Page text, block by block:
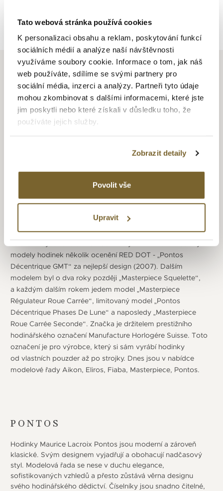
Tato webová stránka používá cookies
K personalizaci obsahu a reklam, poskytování funkcí
sociálních médií a analýze naší návštěvnosti
využíváme soubory cookie. Informace o tom, jak náš
web používáte, sdílíme se svými partnery pro
sociální média, inzerci a analýzy. Partneři tyto údaje
mohou zkombinovat s dalšími informacemi, které jste
jim poskytli nebo které získali v důsledku toho, že
používáte jejich služby.
Zobrazit detaily
Povolit vše
Upravit
Zpět na výpis
MAURICE LACROIX
Počátky této značky se datují do roku 1975, kdy společnost
se datují do roku 1889) koupila továrnu ve Švýcarském městě
V roce 1975 se rozhodla začít vyrábět hodinky pod vlastní
značkou Maurice Lacroix. Značka se pyšní 14 vlastními
mechanickými strojky, včetně nejtěžší hodinářské
na uživatele, kterým nabízí řadu modelů s quartzovými
strojky ETA či RONDA. Ani u „běžnějších“ hodinek neslevuje
modely hodinek několik ocenění RED DOT - „Pontos
Décentrique GMT“ za nejlepší design (2007). Dalším
modelem byl o dva roky později „Masterpiece Squelette“,
a každým dalším rokem jedem model „Masterpiece
Régulateur Roue Carrée“, limitovaný model „Pontos
Décentrique Phases De Lune“ a naposledy „Masterpiece
Roue Carrée Seconde“. Značka je držitelem prestižního
hodinářského označení Manufacture Horlogére Suisse. Toto
označení je pro výrobce, který si sám vyrábí hodinky
od vlastních pouzder až po strojky. Dnes jsou v nabídce
modelové řady Aikon, Eliros, Fiaba, Masterpiece, Pontos.
PONTOS
Hodinky Maurice Lacroix Pontos jsou moderní a zároveň
klasické. Svým designem vyjadřují a obohacují nadčasový
styl. Modelová řada se nese v duchu elegance,
sofistikovaných vzhledů a přesto zůstává věrna designu
svého hodinářského dědictví. Číselníky jsou snadno čitelné,